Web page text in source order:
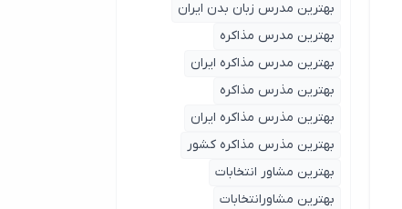
بهترین مدرس زبان بدن ایران
بهترین مدرس مذاکره
بهترین مدرس مذاکره ایران
بهترین مذرس مذاکره
بهترین مذرس مذاکره ایران
بهترین مذرس مذاکره کشور
بهترین مشاور انتخابات
بهترین مشاورانتخابات